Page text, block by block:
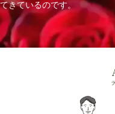
てきているのです。